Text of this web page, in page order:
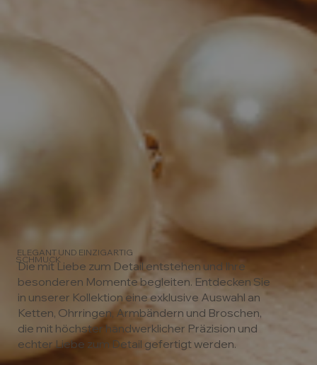
ELEGANT UND EINZIGARTIG
SCHMUCK
Die mit Liebe zum Detail entstehen und Ihre
besonderen Momente begleiten. Entdecken Sie
in unserer Kollektion eine exklusive Auswahl an
Ketten, Ohrringen, Armbändern und Broschen,
die mit höchster handwerklicher Präzision und
echter Liebe zum Detail gefertigt werden.